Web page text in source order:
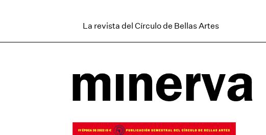
La revista del Círculo de Bellas Artes